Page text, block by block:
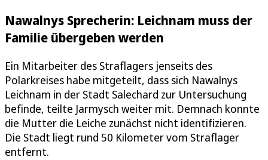
Nawalnys Sprecherin: Leichnam muss der
Familie übergeben werden
Ein Mitarbeiter des Straflagers jenseits des
Polarkreises habe mitgeteilt, dass sich Nawalnys
Leichnam in der Stadt Salechard zur Untersuchung
befinde, teilte Jarmysch weiter mit. Demnach konnte
die Mutter die Leiche zunächst nicht identifizieren.
Die Stadt liegt rund 50 Kilometer vom Straflager
entfernt.